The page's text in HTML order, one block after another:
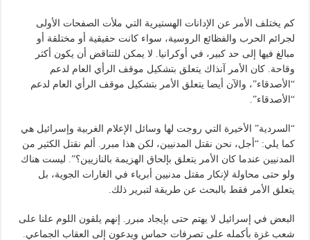
كم يختلف الأمر عن الإدانات الهستيرية التي ملأت الصفحات الأولى
لجرائم الحرب والفظائع الروسية، سواء كانت حقيقية أو مختلقة أو
مبالغ فيها إلى حد كبير، في أوكرانيا. لا يمكن للتناقض أن يكون أكثر
وقاحة. كان الأمر آنذاك يتعلق بتشكيل موقف الرأي العام لدعم
“الأصدقاء”، والآن أيضا يتعلق الأمر بتشكيل موقف الرأي العام لدعم
“الأصدقاء”.
“السردية” الأخيرة التي روجت لها وسائل الإعلام الغربية وإسرائيل هي
كما يلي: “أجل، نحن نقتل المدنيين، لكن هذا مبرر. ألم نقتل الكثير من
المدنيين عندما كان الأمر يتعلق بإلحاق الهزيمة بالنازيين؟”. ليست هناك
ولو حتى محاولة لإنكار مقتل مدنيين أبرياء في الغارات الجوية، بل
يتعلق الأمر فقط بالبحث عن طريقة لتبرير ذلك.
البعض في إسرائيل لا يهتم حتى بإيجاد مبرر. إنهم يلقون اللوم علنا على
شعب غزة بأكمله على تصرفات حماس ويدعون إلى العقاب الجماعي.